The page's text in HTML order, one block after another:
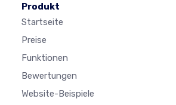
Produkt
Startseite
Preise
Funktionen
Bewertungen
Website-Beispiele